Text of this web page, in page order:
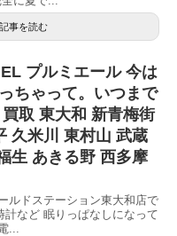
記事を読む
プルミエール 今は
ちゃって。いつまで
取 東大和 新青梅街
久米川 東村山 武蔵
生 あきる野 西多摩
ルドステーション東大和店で
計など 眠りっぱなしになって
...